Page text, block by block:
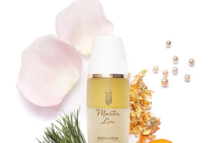
Hautverletzungen. Trockene,…